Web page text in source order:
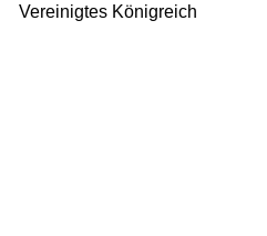
Vereinigtes Königreich